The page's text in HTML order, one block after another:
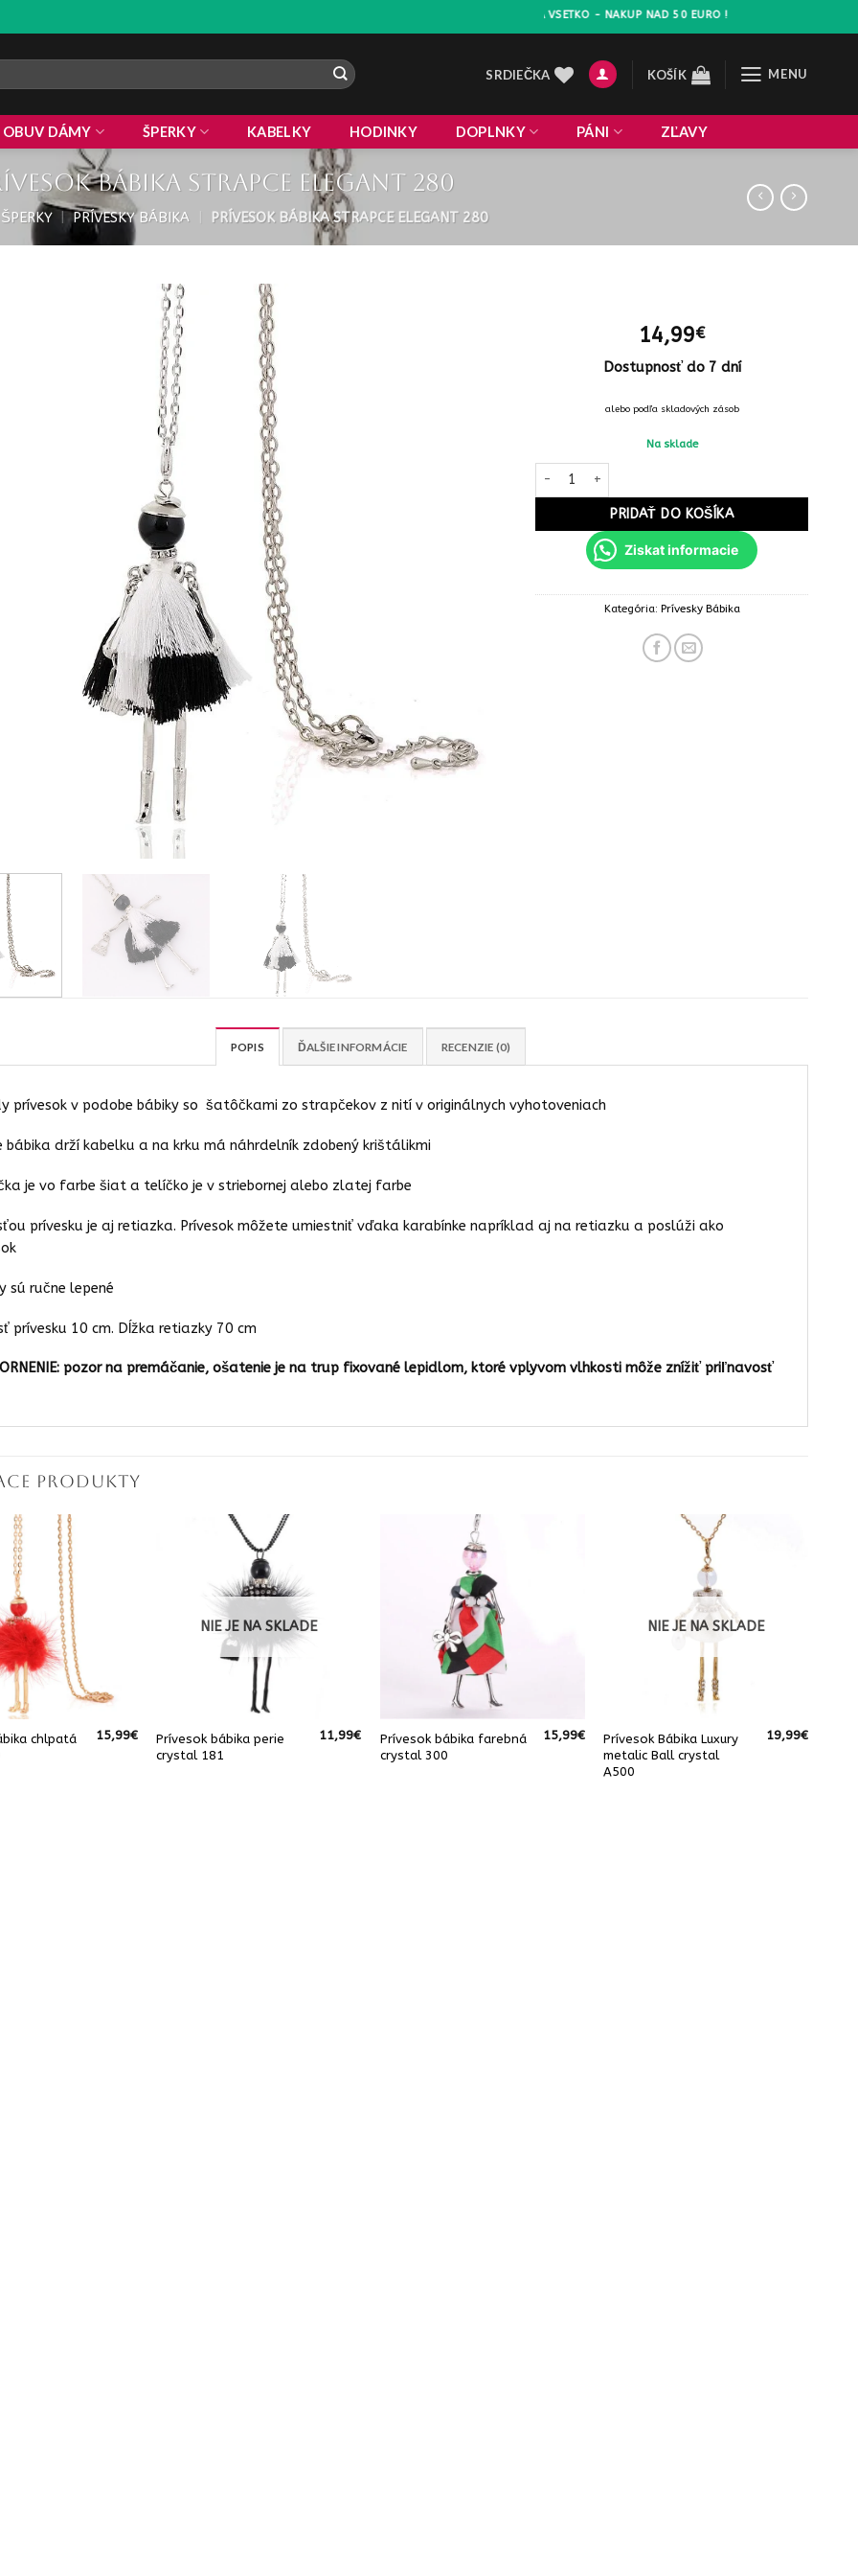
ZLAVA 10% NA VSETKO - NAKUP NAD 50 EURO !
SRDIEČKA KOŠÍK MENU
OBUV DÁMY ŠPERKY KABELKY HODINKY DOPLNKY PÁNI ZĽAVY
bábika strapce elegant 280
ŠPERKY PRÍVESKY BÁBIKA PRÍVESOK BÁBIKA STRAPCE ELEGANT 280
14,99€
Dostupnosť do 7 dní
alebo podľa skladových zásob
Na sklade
množstvo Prívesok bábika strapce elegant 280
PRIDAŤ DO KOŠÍKA
Ziskat informacie
Kategória: Prívesky Bábika
POPIS ĎALŠIE INFORMÁCIE RECENZIE (0)
prívesok v podobe bábiky so šatôčkami zo strapčekov z nití v originálnych vyhotoveniach
bábika drží kabelku a na krku má náhrdelník zdobený krištálikmi
je vo farbe šiat a telíčko je v striebornej alebo zlatej farbe
prívesku je aj retiazka. Prívesok môžete umiestniť vďaka karabínke napríklad aj na retiazku a poslúži ako
sú ručne lepené
prívesku 10 cm. Dĺžka retiazky 70 cm
pozor na premáčanie, ošatenie je na trup fixované lepidlom, ktoré vplyvom vlhkosti môže znížiť priľnavosť
PRODUKTY
chlpatá
15,99€
NIE JE NA SKLADE
Prívesok bábika perie
crystal 181
11,99€
Prívesok bábika farebná
crystal 300
15,99€
NIE JE NA SKLADE
Prívesok Bábika Luxury
metalic Ball crystal
A500
19,99€